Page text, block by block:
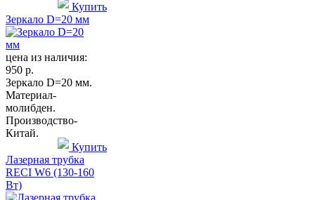
Купить
Зеркало D=20 мм
цена из наличия:
950 р.
Зеркало D=20 мм.
Материал-
молибден.
Производство-
Китай.
Купить
Лазерная трубка
RECI W6 (130-160
Вт)